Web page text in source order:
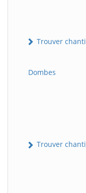
Trouver
Dombes
Trouver